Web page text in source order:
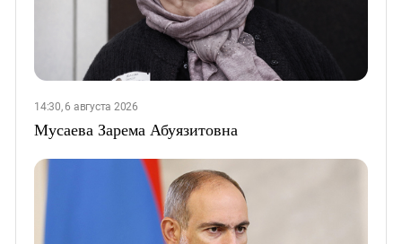
14:30, 6 августа 2026
Мусаева Зарема Абуязитовна